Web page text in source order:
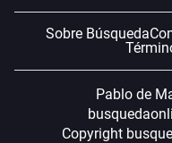
Sobre Búsqueda
Pablo de
Copyright